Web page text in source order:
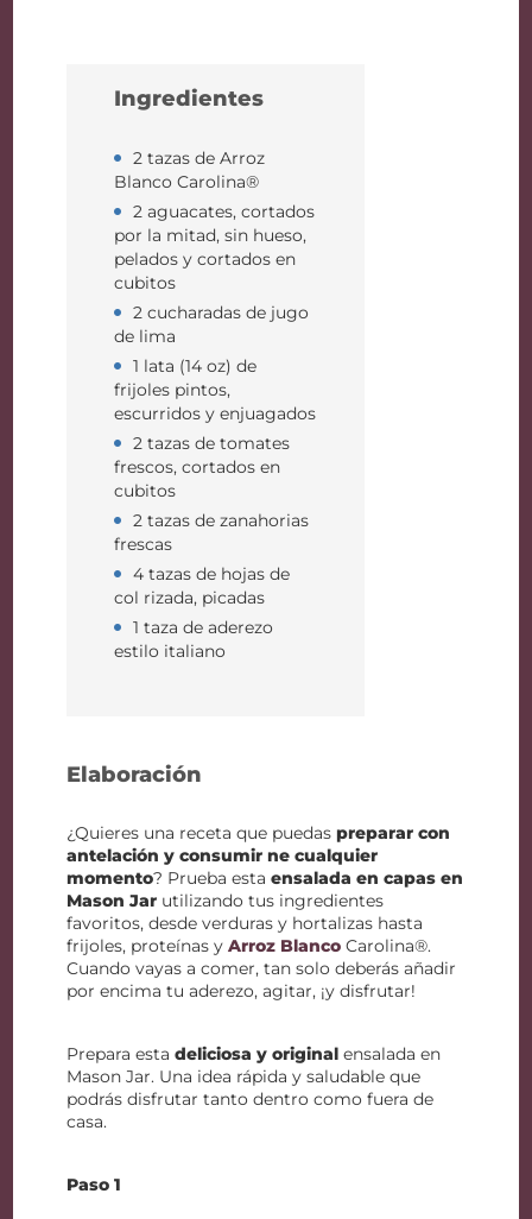
Ingredientes
2 tazas de Arroz
Blanco Carolina®
2 aguacates, cortados
por la mitad, sin hueso,
pelados y cortados en
cubitos
2 cucharadas de jugo
de lima
1 lata (14 oz) de
frijoles pintos,
escurridos y enjuagados
2 tazas de tomates
frescos, cortados en
cubitos
2 tazas de zanahorias
frescas
4 tazas de hojas de
col rizada, picadas
1 taza de aderezo
estilo italiano
Elaboración
¿Quieres una receta que puedaspreparar con
antelación y consumir ne cualquier
momento? Prueba estaensalada en capas en
Mason Jar utilizando tus ingredientes
favoritos, desde verduras y hortalizas hasta
frijoles, proteínas yArroz Blanco Carolina®.
Cuando vayas a comer, tan solo deberás añadir
por encima tu aderezo, agitar, ¡y disfrutar!
Prepara estadeliciosa y original ensalada en
Mason Jar. Una idea rápida y saludable que
podrás disfrutar tanto dentro como fuera de
casa.
Paso 1